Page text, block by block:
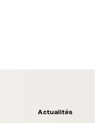
Actualités